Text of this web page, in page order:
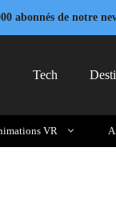
abonnés de notre
Tech
VR